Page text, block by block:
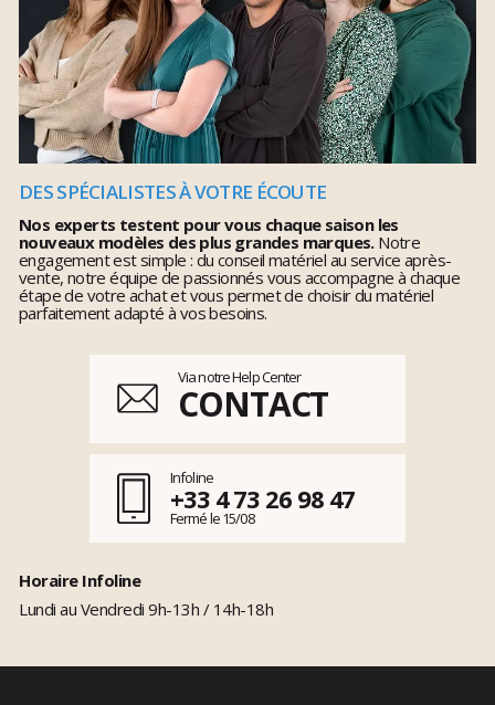
DES SPÉCIALISTES À VOTRE ÉCOUTE
Nos experts testent pour vous chaque saison les
nouveaux modèles des plus grandes marques.Notre
engagement est simple : du conseil matériel au service après-
vente, notre équipe de passionnés vous accompagne à chaque
étape de votre achat et vous permet de choisir du matériel
parfaitement adapté à vos besoins.
Via notre Help Center
CONTACT
Infoline
+33 4 73 26 98 47
Fermé le 15/08
Horaire Infoline
Lundi au Vendredi 9h-13h / 14h-18h